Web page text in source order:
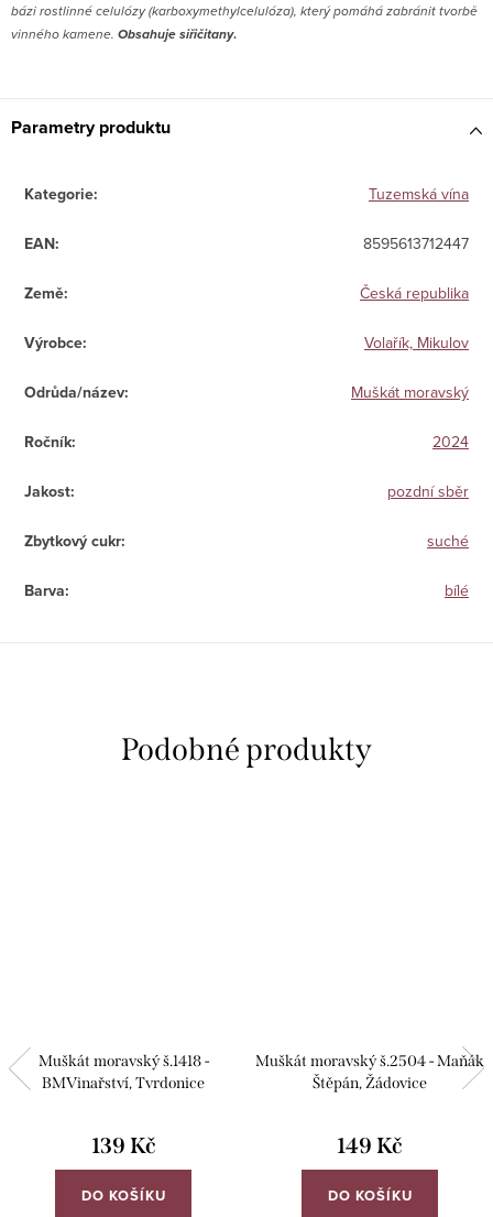
bázi rostlinné celulózy (karboxymethylcelulóza), který pomáhá zabránit tvorbě
vinného kamene. Obsahuje siřičitany.
Parametry produktu
Kategorie: Tuzemská vína
EAN: 8595613712447
Země: Česká republika
Výrobce: Volařík, Mikulov
Odrůda/název: Muškát moravský
Ročník: 2024
Jakost: pozdní sběr
Zbytkový cukr: suché
Barva: bílé
Muškát moravský š.1418 -
BMVinařství, Tvrdonice
139 Kč
DO KOŠÍKU
Muškát moravský š.2504 - Maňák
Štěpán, Žádovice
149 Kč
DO KOŠÍKU